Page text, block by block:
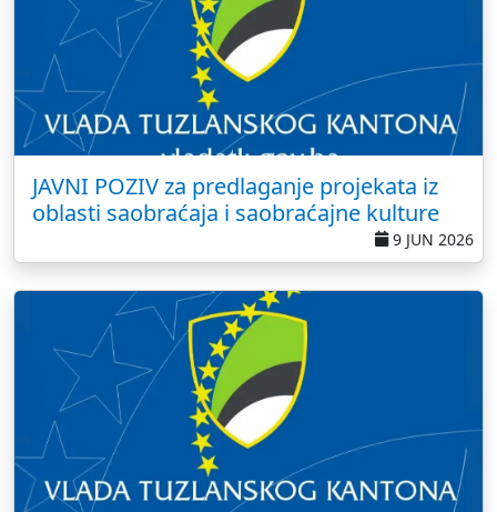
JAVNI POZIV za predlaganje projekata iz
oblasti saobraćaja i saobraćajne kulture
9 JUN 2026